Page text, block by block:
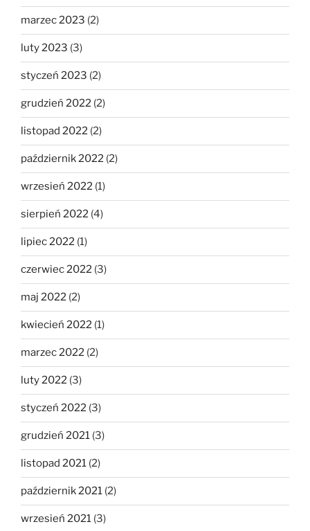
marzec 2023 (2)
luty 2023 (3)
styczeń 2023 (2)
grudzień 2022 (2)
listopad 2022 (2)
październik 2022 (2)
wrzesień 2022 (1)
sierpień 2022 (4)
lipiec 2022 (1)
czerwiec 2022 (3)
maj 2022 (2)
kwiecień 2022 (1)
marzec 2022 (2)
luty 2022 (3)
styczeń 2022 (3)
grudzień 2021 (3)
listopad 2021 (2)
październik 2021 (2)
wrzesień 2021 (3)